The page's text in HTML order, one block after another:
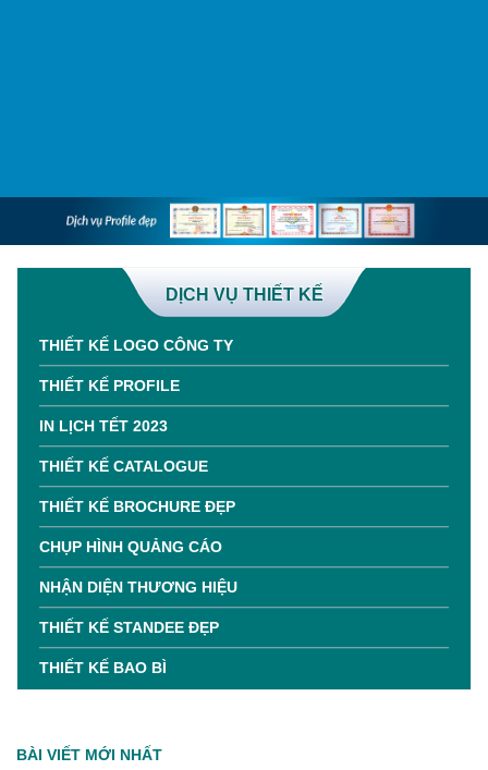
DỊCH VỤ THIẾT KẾ
THIẾT KẾ LOGO CÔNG TY
THIẾT KẾ PROFILE
IN LỊCH TẾT 2023
THIẾT KẾ CATALOGUE
THIẾT KẾ BROCHURE ĐẸP
CHỤP HÌNH QUẢNG CÁO
NHẬN DIỆN THƯƠNG HIỆU
THIẾT KẾ STANDEE ĐẸP
THIẾT KẾ BAO BÌ
BÀI VIẾT MỚI NHẤT